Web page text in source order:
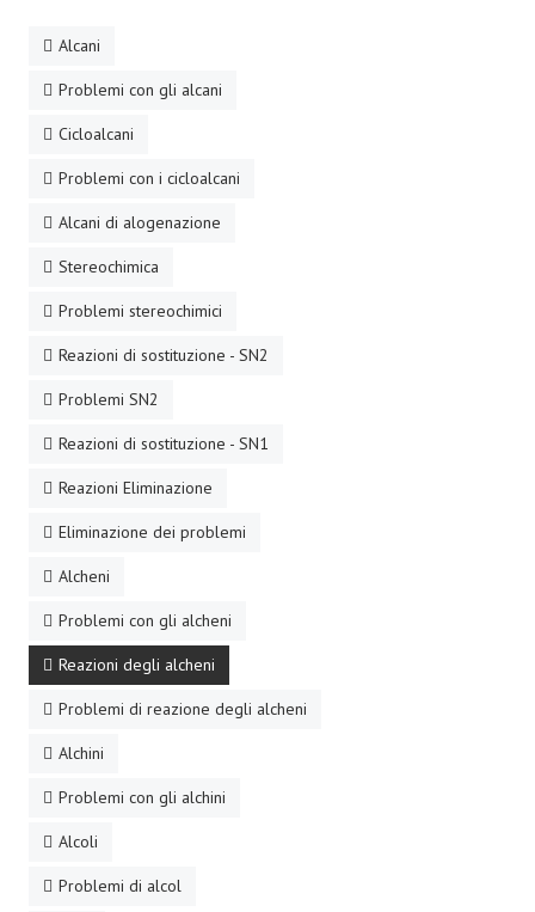
Alcani
Problemi con gli alcani
Cicloalcani
Problemi con i cicloalcani
Alcani di alogenazione
Stereochimica
Problemi stereochimici
Reazioni di sostituzione - SN2
Problemi SN2
Reazioni di sostituzione - SN1
Reazioni Eliminazione
Eliminazione dei problemi
Alcheni
Problemi con gli alcheni
Reazioni degli alcheni
Problemi di reazione degli alcheni
Alchini
Problemi con gli alchini
Alcoli
Problemi di alcol